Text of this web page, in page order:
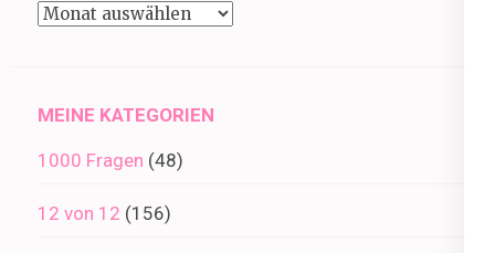
Beiträge
MEINE KATEGORIEN
1000 Fragen (48)
12 von 12 (156)